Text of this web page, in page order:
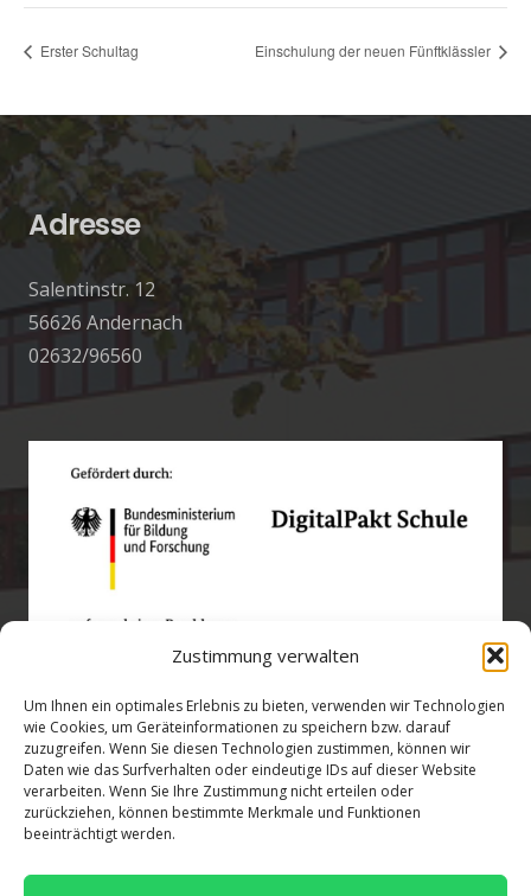
Zustimmung verwalten
Um Ihnen ein optimales Erlebnis zu bieten, verwenden wir Technologien
wie Cookies, um Geräteinformationen zu speichern bzw. darauf
zuzugreifen. Wenn Sie diesen Technologien zustimmen, können wir
Daten wie das Surfverhalten oder eindeutige IDs auf dieser Website
verarbeiten. Wenn Sie Ihre Zustimmung nicht erteilen oder
zurückziehen, können bestimmte Merkmale und Funktionen
beeinträchtigt werden.
Erster Schultag Einschulung der neuen Fünftklässler
Adresse
Salentinstr. 12
56626 Andernach
02632/96560
Öffnungszeiten